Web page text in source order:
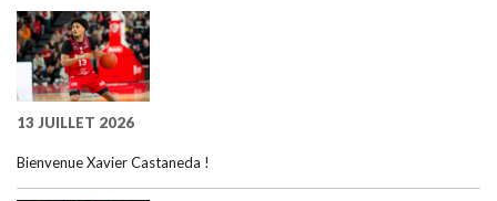
13 JUILLET 2026
Bienvenue Xavier Castaneda !